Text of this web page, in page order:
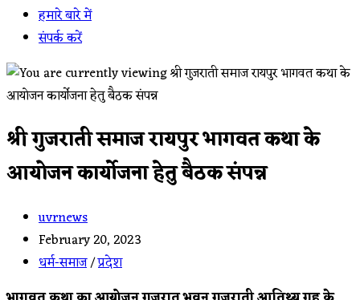
हमारे बारे में
संपर्क करें
श्री गुजराती समाज रायपुर भागवत कथा के
आयोजन कार्योजना हेतु बैठक संपन्न
Post
author:
uvrnews
Post
published:
February 20, 2023
Post
धर्म-समाज/प्रदेश